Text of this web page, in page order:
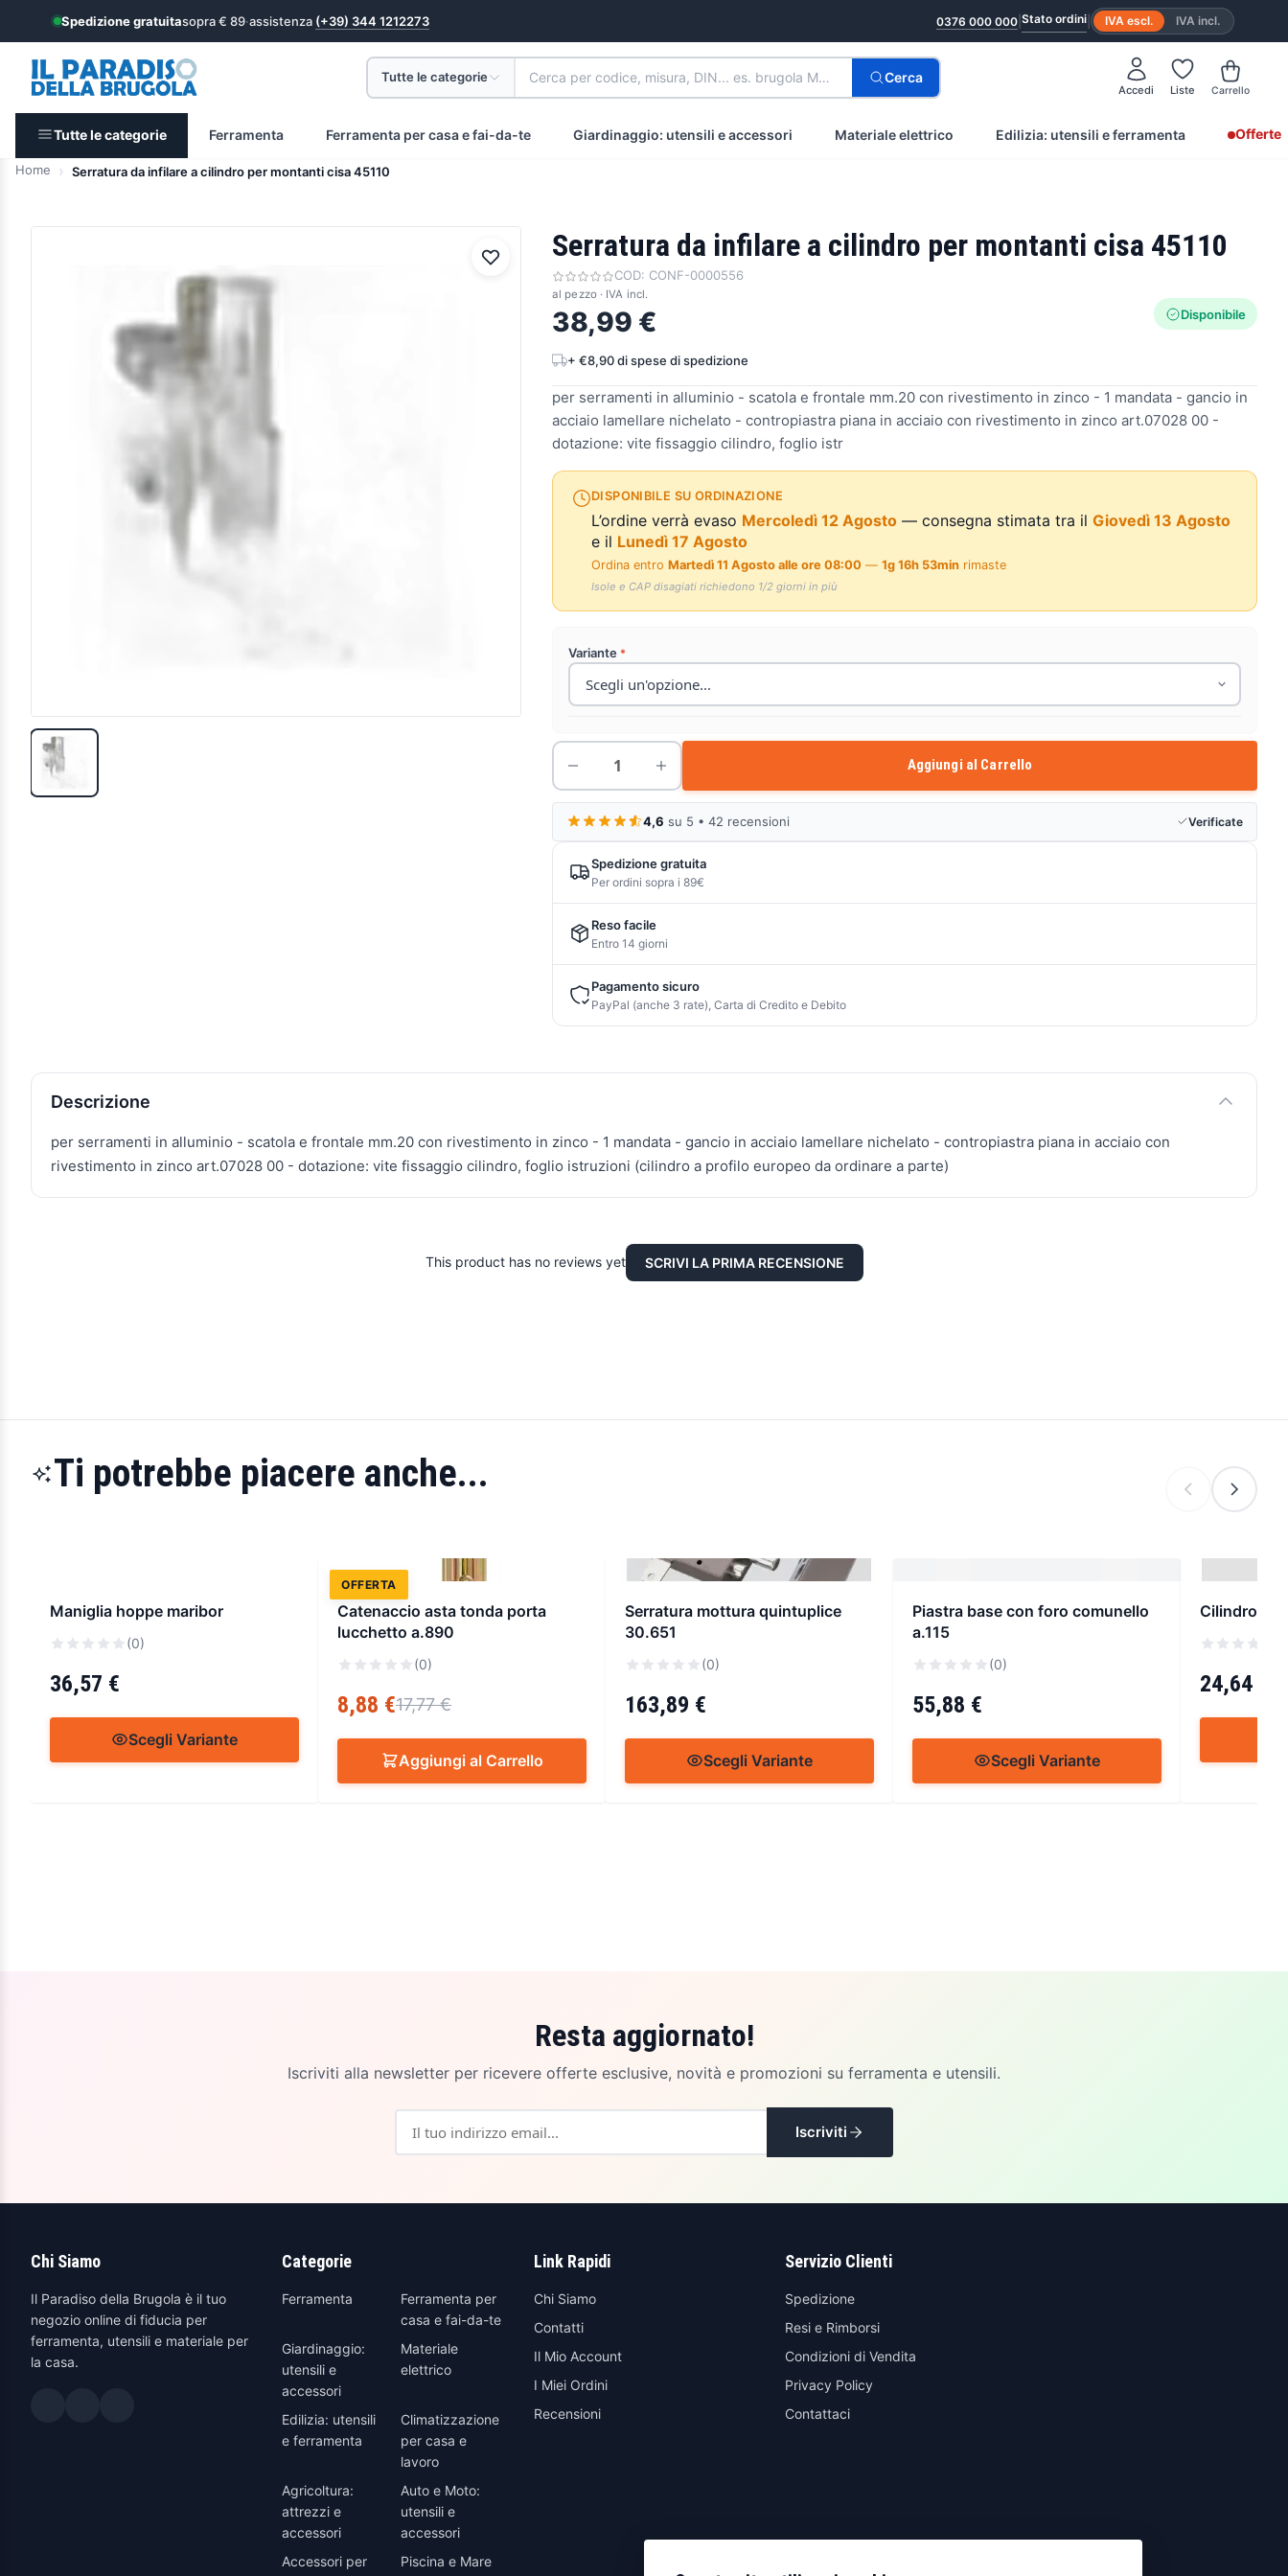
Spedizione gratuitasopra € 89·assistenza (+39) 344 1212273 0376 000 000 Stato ordini IVA escl. IVA incl.
Tutte le categorie Cerca per codice, misura, DIN... es. brugola M8 inox Cerca
Accedi Liste Carrello
Tutte le categorie Ferramenta Ferramenta per casa e fai-da-te Giardinaggio: utensili e accessori Materiale elettrico Edilizia: utensili e ferramenta Offerte
Home Serratura da infilare a cilindro per montanti cisa 45110
Serratura da infilare a cilindro per montanti cisa 45110
COD: CONF-0000556
al pezzo · IVA incl.
38,99 € Disponibile
+ €8,90 di spese di spedizione
per serramenti in alluminio - scatola e frontale mm.20 con rivestimento in zinco - 1 mandata - gancio in
acciaio lamellare nichelato - contropiastra piana in acciaio con rivestimento in zinco art.07028 00 -
dotazione: vite fissaggio cilindro, foglio istr
DISPONIBILE SU ORDINAZIONE
L’ordine verrà evaso Mercoledì 12 Agosto — consegna stimata tra il Giovedì 13 Agosto
e il Lunedì 17 Agosto
Ordina entro Martedì 11 Agosto alle ore 08:00 — 1g 16h 53min rimaste
Isole e CAP disagiati richiedono 1/2 giorni in più
Variante
Aggiungi al Carrello
4,6 su 5 • 42 recensioni Verificate
Spedizione gratuita
Per ordini sopra i 89€
Reso facile
Entro 14 giorni
Pagamento sicuro
PayPal (anche 3 rate), Carta di Credito e Debito
Descrizione e caratteristiche
Descrizione
per serramenti in alluminio - scatola e frontale mm.20 con rivestimento in zinco - 1 mandata - gancio in acciaio lamellare nichelato - contropiastra piana in acciaio con
rivestimento in zinco art.07028 00 - dotazione: vite fissaggio cilindro, foglio istruzioni (cilindro a profilo europeo da ordinare a parte)
This product has no reviews yet SCRIVI LA PRIMA RECENSIONE
Ti potrebbe piacere anche...
Maniglia hoppe maribor
(0)
36,57 €
Scegli Variante
OFFERTA
Catenaccio asta tonda porta
lucchetto a.890
(0)
8,88 €17,77 €
Aggiungi al Carrello
Serratura mottura quintuplice
30.651
(0)
163,89 €
Scegli Variante
Piastra base con foro comunello
a.115
(0)
55,88 €
Scegli Variante
Cilindro
24,64 €
Resta aggiornato!
Iscriviti alla newsletter per ricevere offerte esclusive, novità e promozioni su ferramenta e utensili.
Iscriviti
Chi Siamo
Il Paradiso della Brugola è il tuo
negozio online di fiducia per
ferramenta, utensili e materiale per
la casa.
Categorie
Ferramenta
Ferramenta per
casa e fai-da-te
Giardinaggio:
utensili e
accessori
Materiale
elettrico
Edilizia: utensili
e ferramenta
Climatizzazione
per casa e
lavoro
Agricoltura:
attrezzi e
accessori
Auto e Moto:
utensili e
accessori
Accessori per
Piscina e Mare
Link Rapidi
Chi Siamo
Contatti
Il Mio Account
I Miei Ordini
Recensioni
Servizio Clienti
Spedizione
Resi e Rimborsi
Condizioni di Vendita
Privacy Policy
Contattaci